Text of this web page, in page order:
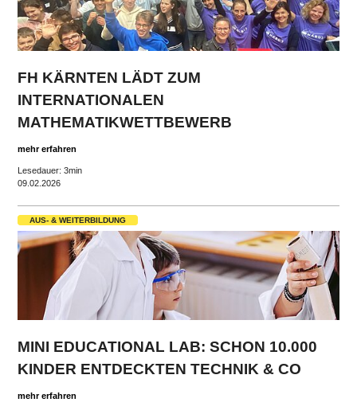
FH KÄRNTEN LÄDT ZUM
INTERNATIONALEN
MATHEMATIKWETTBEWERB
mehr erfahren
Lesedauer: 3min
09.02.2026
AUS- & WEITERBILDUNG
MINI EDUCATIONAL LAB: SCHON 10.000
KINDER ENTDECKTEN TECHNIK & CO
mehr erfahren